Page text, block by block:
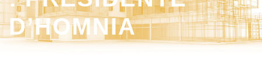
D’HOMNIA